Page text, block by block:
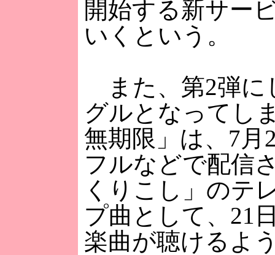
開始する新サー
いくという。
また、第2弾に
グルとなってし
無期限」は、7月
フルなどで配信
くりこし」のテ
プ曲として、21
楽曲が聴けるよ